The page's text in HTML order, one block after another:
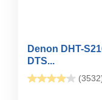
Denon DHT-
DTS...